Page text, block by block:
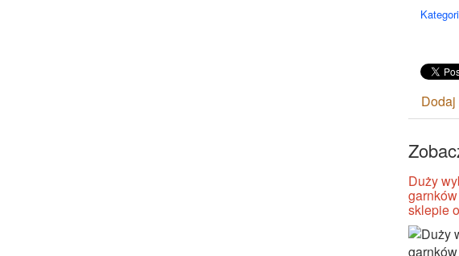
Duży
sklepie